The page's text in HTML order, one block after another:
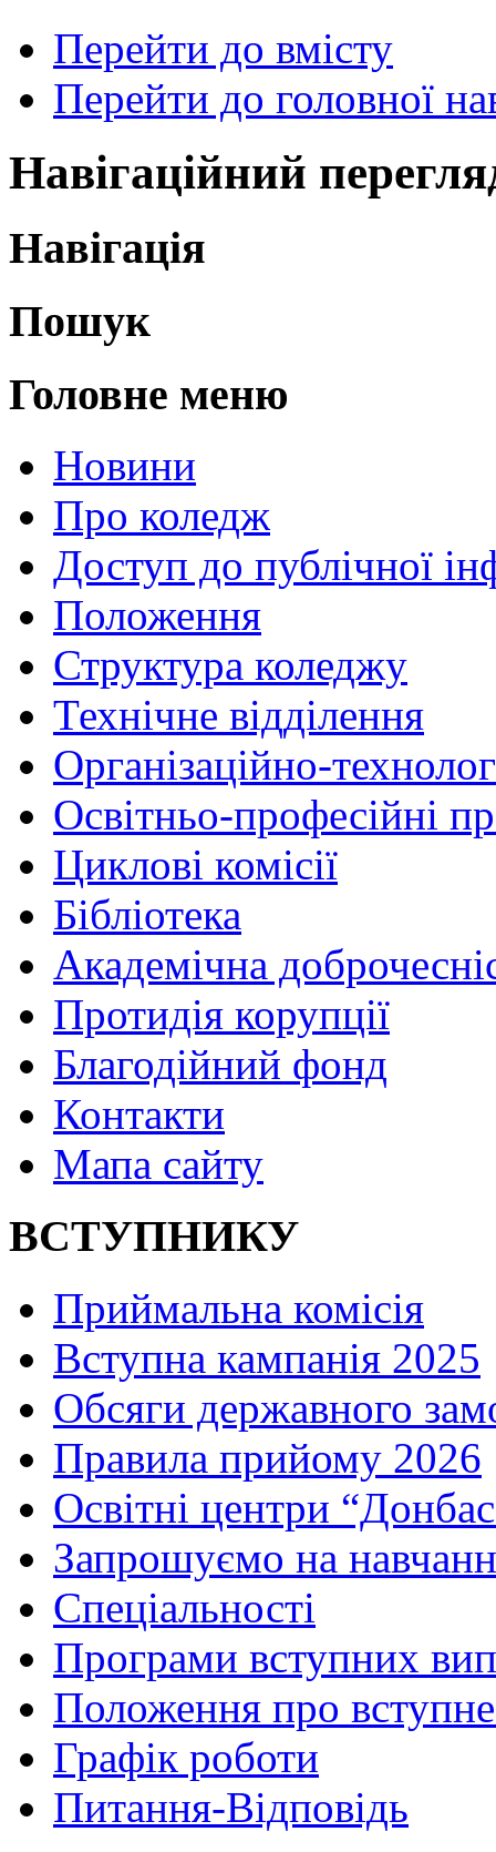
Перейти до вмісту
Перейти до головної
Навігаційний
Навігація
Пошук
Головне меню
Новини
Про коледж
Доступ до публічної
Положення
Структура коледжу
Технічне відділення
Організаційно-
Освітньо-професійні
Циклові комісії
Бібліотека
Академічна
Протидія корупції
Благодійний фонд
Контакти
Мапа сайту
ВСТУПНИКУ
Приймальна комісія
Вступна кампанія 2025
Обсяги державного
Правила прийому 2026
Освітні центри
Запрошуємо на
Спеціальності
Програми вступних
Положення про
Графік роботи
Питання-Відповідь